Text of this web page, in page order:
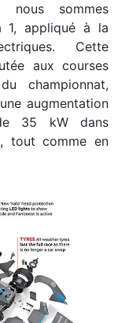
nous sommes
1, appliqué à la
Cette
aux courses
championnat,
augmentation
35 kW dans
tout comme en